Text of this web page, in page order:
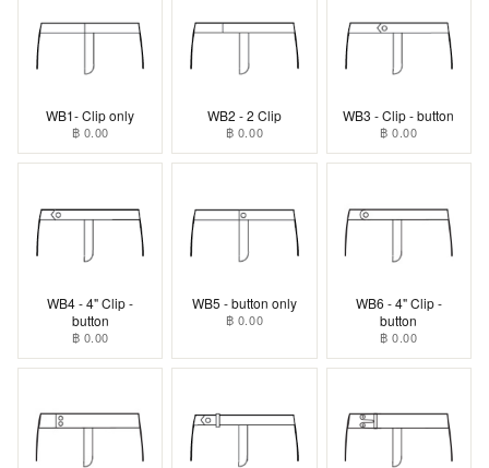
WB1- Clip only
฿ 0.00
WB2 - 2 Clip
฿ 0.00
WB3 - Clip - button
฿ 0.00
WB4 - 4" Clip -
button
฿ 0.00
WB5 - button only
฿ 0.00
WB6 - 4" Clip -
button
฿ 0.00